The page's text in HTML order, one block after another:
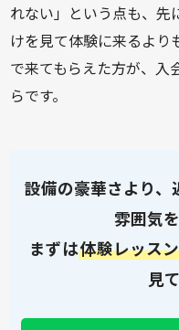
れない」という点も、先
けを見て体験に来るより
で来てもらえた方が、入
らです。
設備の豪華さより、
雰囲気
まずは体験レッス
見